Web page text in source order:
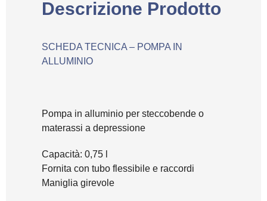
Descrizione Prodotto
SCHEDA TECNICA – POMPA IN
ALLUMINIO
Pompa in alluminio per steccobende o
materassi a depressione
Capacità: 0,75 l
Fornita con tubo flessibile e raccordi
Maniglia girevole